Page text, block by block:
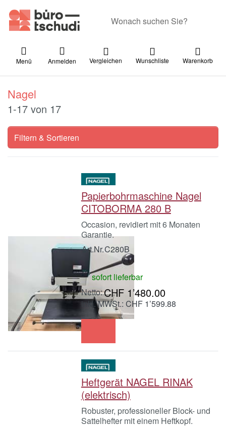
Menü Anmelden Vergleichen Wunschliste Warenkorb
Nagel
Suchergebnisse:
1-17 von 17
Filtern & Sortieren
Papierbohrmaschine Nagel
CITOBORMA 280 B
Occasion, revidiert mit 6 Monaten
Garantie.
Art.Nr.C280B
sofort lieferbar
CHF 1’480.00
inkl. MWSt.: CHF 1’599.88
Heftgerät NAGEL RINAK
(elektrisch)
Robuster, professioneller Block- und
Sattelhefter mit einem Heftkopf.